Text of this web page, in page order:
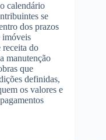
calendário
se
dos prazos
imóveis
receita do
manutenção
que
definidas,
os valores e